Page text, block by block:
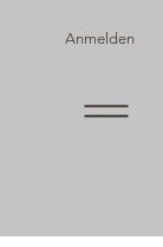
Anmelden